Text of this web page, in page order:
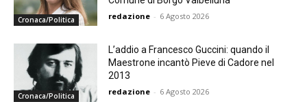
Cronaca/Politica redazione - 6 Agosto 2026
Cronaca/Politica
L’addio a Francesco Guccini: quando il
Maestrone incantò Pieve di Cadore nel
2013
redazione - 6 Agosto 2026